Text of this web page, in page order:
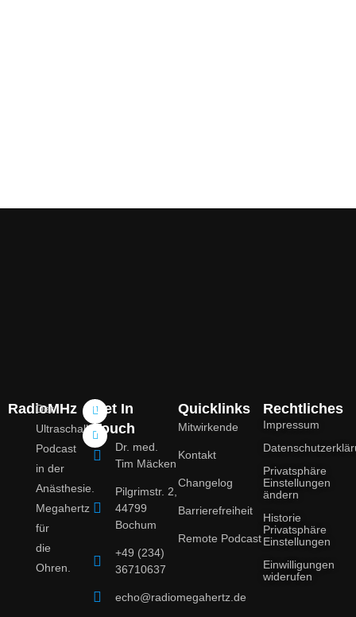
RadioMHz
Der
Ultraschall-
Podcast
in der
Anästhesie.
Megahertz
für
die
Ohren.
Get In
Touch
Dr. med.
Tim Mäcken
Pilgrimstr. 2,
44799
Bochum
+49 (234)
36710637
echo@radiomegahertz.de
Quicklinks
Mitwirkende
Kontakt
Changelog
Barrierefreiheit
Remote Podcast
Rechtliches
Impressum
Privatsphäre
Einstellungen
ändern
Historie
Privatsphäre
Einstellungen
Einwilligungen
widerufen